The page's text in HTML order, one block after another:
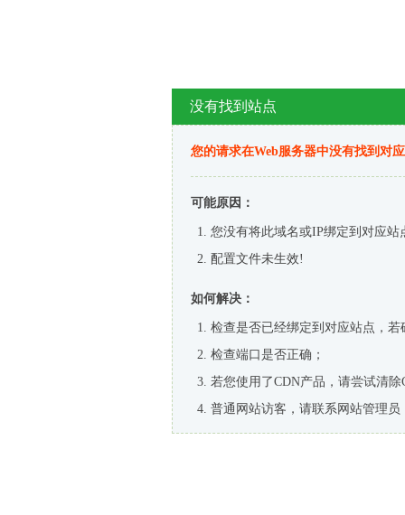
没有找到站点
您的请求在Web服务器中没有找到对
可能原因：
您没有将此域名或IP绑定到对应站
配置文件未生效!
如何解决：
检查是否已经绑定到对应站点，
检查端口是否正确；
若您使用了CDN产品，请尝试清除
普通网站访客，请联系网站管理员